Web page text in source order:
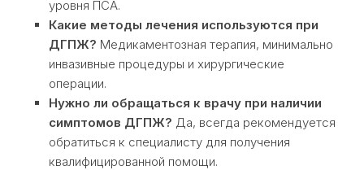
уровня ПСА.
Какие методы лечения используются при
ДГПЖ? Медикаментозная терапия, минимально
инвазивные процедуры и хирургические
операции.
Нужно ли обращаться к врачу при наличии
симптомов ДГПЖ? Да, всегда рекомендуется
обратиться к специалисту для получения
квалифицированной помощи.